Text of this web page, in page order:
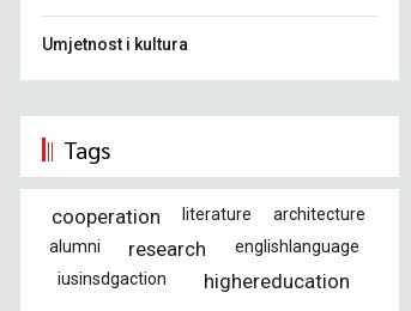
Umjetnost i kultura
Tags
cooperation literature
architecture
alumni
research
englishlanguage
iusinsdgaction
highereducation